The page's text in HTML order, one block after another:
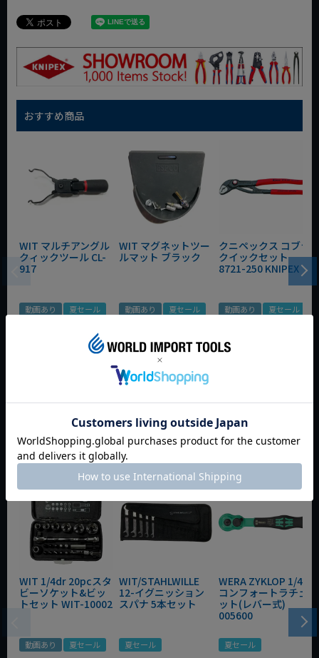
おすすめ商品
WIT マルチアングル
クィックツール CL-
917
動画あり 夏セール
WIT マグネットツー
ルマット ブラック
動画あり 夏セール
¥3,465 税込
カートに入れる
クニペックス コブラ
クイックセット
8721-250 KNIPEX
動画あり 夏セール
¥6,545
今週のおすすめアイテム
WIT 1/4dr 20pcスタ
ビーソケット&ビッ
トセット WIT-10002
動画あり 夏セール
WIT/STAHLWILLE
12-イグニッション
スパナ 5本セット
夏セール
WERA ZYKLOP 1/4"
コンフォートラチェ
ット(レバー式)
005600
夏セール